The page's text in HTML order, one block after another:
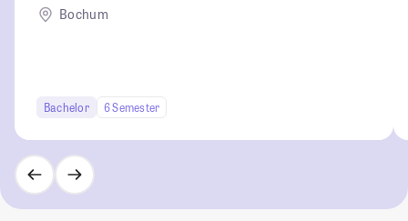
Bochum
Bachelor 6 Semester